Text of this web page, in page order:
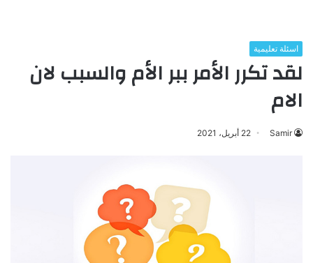
اسئلة تعليمية
لقد تكرر الأمر ببر الأم والسبب لان
الام
Samir 22 أبريل، 2021